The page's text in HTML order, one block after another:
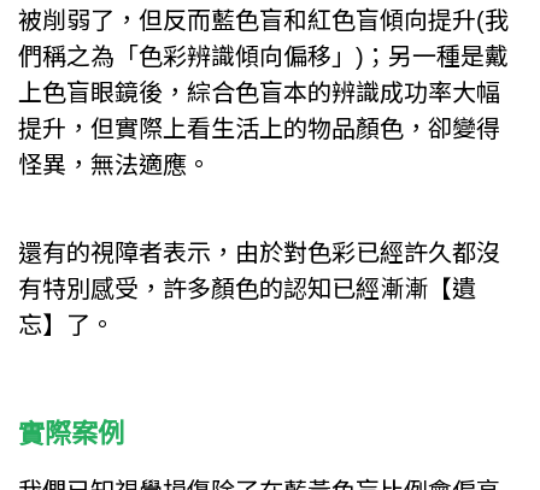
被削弱了，但反而藍色盲和紅色盲傾向提升(我
們稱之為「色彩辨識傾向偏移」)；另一種是戴
上色盲眼鏡後，綜合色盲本的辨識成功率大幅
提升，但實際上看生活上的物品顏色，卻變得
怪異，無法適應。
還有的視障者表示，由於對色彩已經許久都沒
有特別感受，許多顏色的認知已經漸漸【遺
忘】了。
實際案例